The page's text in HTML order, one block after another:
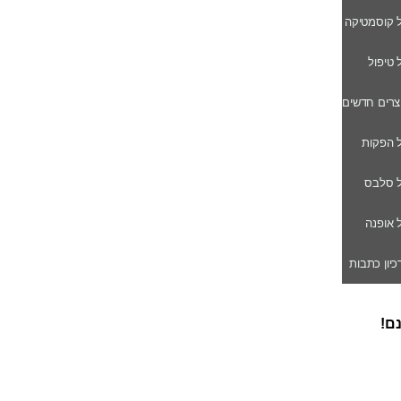
קוסמטיקה
טיפול
חדשים
הפקות
סלבס
אופנה
כתבות